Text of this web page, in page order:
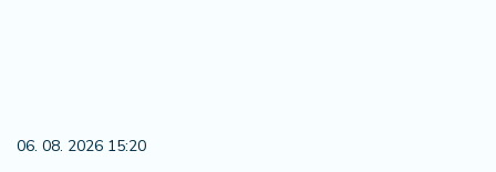
06. 08. 2026 15:20